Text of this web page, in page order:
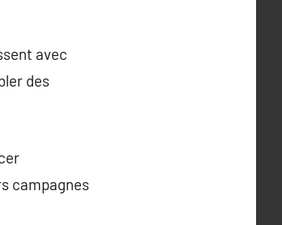
avec
des
campagnes